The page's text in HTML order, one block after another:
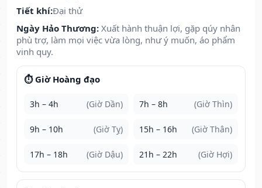
Tiết khí:Đại thử
Ngày Hảo Thương: Xuất hành thuận lợi, gặp qúy nhân
phù trợ, làm mọi việc vừa lòng, như ý muốn, áo phẩm
vinh quy.
⏱️ Giờ Hoàng đạo
3h – 4h (Giờ Dần) 7h – 8h (Giờ Thìn)
9h – 10h (Giờ Tỵ) 15h – 16h (Giờ Thân)
17h – 18h (Giờ Dậu) 21h – 22h (Giờ Hợi)